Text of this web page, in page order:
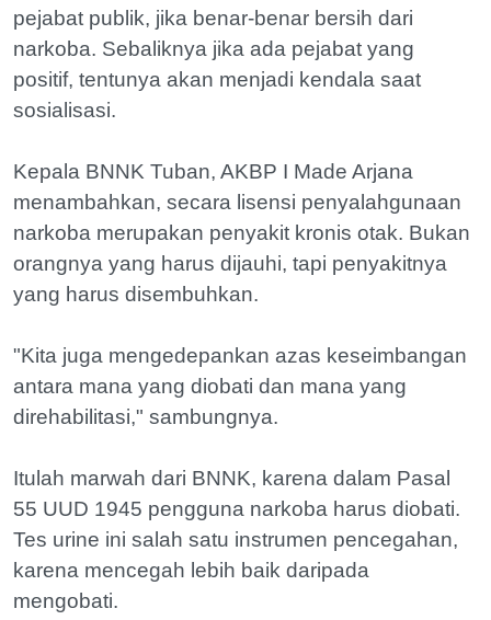
pejabat publik, jika benar-benar bersih dari
narkoba. Sebaliknya jika ada pejabat yang
positif, tentunya akan menjadi kendala saat
sosialisasi.
Kepala BNNK Tuban, AKBP I Made Arjana
menambahkan, secara lisensi penyalahgunaan
narkoba merupakan penyakit kronis otak. Bukan
orangnya yang harus dijauhi, tapi penyakitnya
yang harus disembuhkan.
"Kita juga mengedepankan azas keseimbangan
antara mana yang diobati dan mana yang
direhabilitasi," sambungnya.
Itulah marwah dari BNNK, karena dalam Pasal
55 UUD 1945 pengguna narkoba harus diobati.
Tes urine ini salah satu instrumen pencegahan,
karena mencegah lebih baik daripada
mengobati.